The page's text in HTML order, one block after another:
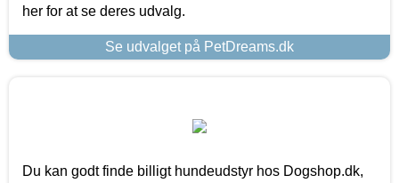
her for at se deres udvalg.
Se udvalget på PetDreams.dk
Du kan godt finde billigt hundeudstyr hos Dogshop.dk,